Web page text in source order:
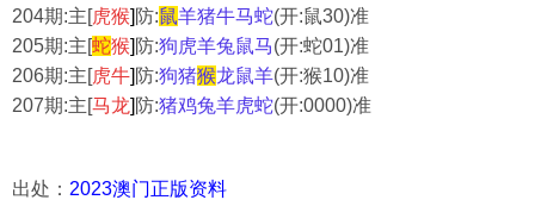
204期:主[虎猴] 防:鼠羊猪牛马蛇(开:鼠30)准
205期:主[蛇猴] 防:狗虎羊兔鼠马(开:蛇01)准
206期:主[虎牛] 防:狗猪猴龙鼠羊(开:猴10)准
207期:主[马龙] 防:猪鸡兔羊虎蛇(开:0000)准
出处： 2023澳门正版资料